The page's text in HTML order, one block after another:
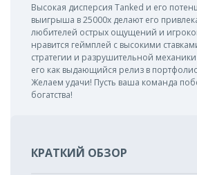
Высокая дисперсия Tanked и его
выигрыша в 25000x делают его
любителей острых ощущений и
нравится геймплей с высокими
стратегии и разрушительной механики
его как выдающийся релиз в
Желаем удачи! Пусть ваша команда
богатства!
КРАТКИЙ ОБЗОР